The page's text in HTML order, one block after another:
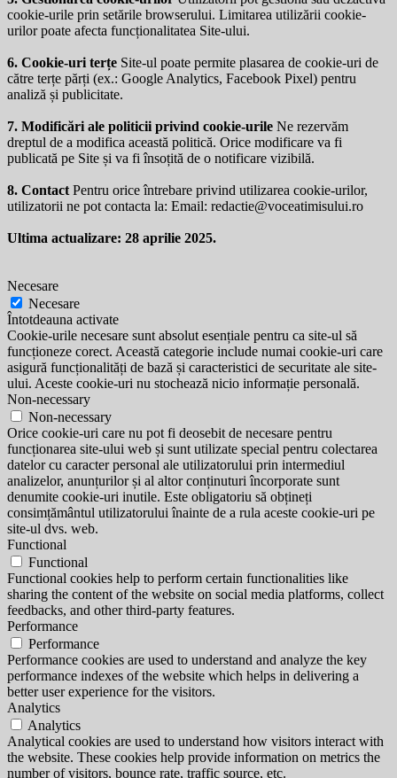
cookie-urile prin setările browserului. Limitarea utilizării cookie-
urilor poate afecta funcționalitatea Site-ului.
6. Cookie-uri terțe Site-ul poate permite plasarea de cookie-uri de
către terțe părți (ex.: Google Analytics, Facebook Pixel) pentru
analiză și publicitate.
7. Modificări ale politicii privind cookie-urile Ne rezervăm
dreptul de a modifica această politică. Orice modificare va fi
publicată pe Site și va fi însoțită de o notificare vizibilă.
8. Contact Pentru orice întrebare privind utilizarea cookie-urilor,
utilizatorii ne pot contacta la: Email: redactie@voceatimisului.ro
Ultima actualizare: 28 aprilie 2025.
Necesare
Necesare
Întotdeauna activate
Cookie-urile necesare sunt absolut esențiale pentru ca site-ul să
funcționeze corect. Această categorie include numai cookie-uri care
asigură funcționalități de bază și caracteristici de securitate ale site-
ului. Aceste cookie-uri nu stochează nicio informație personală.
Non-necessary
Non-necessary
Orice cookie-uri care nu pot fi deosebit de necesare pentru
funcționarea site-ului web și sunt utilizate special pentru colectarea
datelor cu caracter personal ale utilizatorului prin intermediul
analizelor, anunțurilor și al altor conținuturi încorporate sunt
denumite cookie-uri inutile. Este obligatoriu să obțineți
consimțământul utilizatorului înainte de a rula aceste cookie-uri pe
site-ul dvs. web.
Functional
Functional
Functional cookies help to perform certain functionalities like
sharing the content of the website on social media platforms, collect
feedbacks, and other third-party features.
Performance
Performance
Performance cookies are used to understand and analyze the key
performance indexes of the website which helps in delivering a
better user experience for the visitors.
Analytics
Analytics
Analytical cookies are used to understand how visitors interact with
the website. These cookies help provide information on metrics the
number of visitors, bounce rate, traffic source, etc.